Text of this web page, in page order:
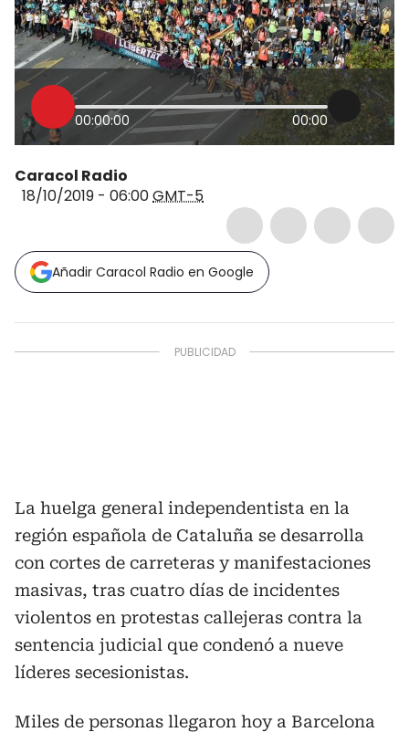
00:00:00 00:00
Caracol Radio
18/10/2019 - 06:00GMT-5
Añadir Caracol Radio en Google
La huelga general independentista en la
región española de Cataluña se desarrolla
con cortes de carreteras y manifestaciones
masivas, tras cuatro días de incidentes
violentos en protestas callejeras contra la
sentencia judicial que condenó a nueve
líderes secesionistas.
Miles de personas llegaron hoy a Barcelona